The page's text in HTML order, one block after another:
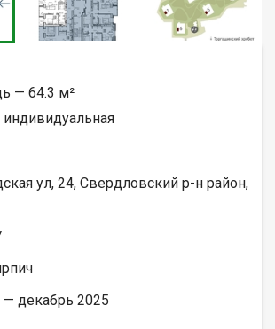
— 64.3 м²
ул, 24, Свердловский р-н район,
— декабрь 2025